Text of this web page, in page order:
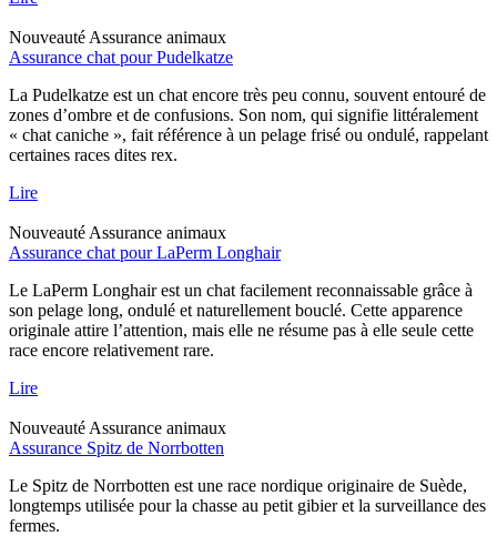
Nouveauté Assurance animaux
Assurance chat pour Pudelkatze
La Pudelkatze est un chat encore très peu connu, souvent entouré de
zones d’ombre et de confusions. Son nom, qui signifie littéralement
« chat caniche », fait référence à un pelage frisé ou ondulé, rappelant
certaines races dites rex.
Lire
Nouveauté Assurance animaux
Assurance chat pour LaPerm Longhair
Le LaPerm Longhair est un chat facilement reconnaissable grâce à
son pelage long, ondulé et naturellement bouclé. Cette apparence
originale attire l’attention, mais elle ne résume pas à elle seule cette
race encore relativement rare.
Lire
Nouveauté Assurance animaux
Assurance Spitz de Norrbotten
Le Spitz de Norrbotten est une race nordique originaire de Suède,
longtemps utilisée pour la chasse au petit gibier et la surveillance des
fermes.